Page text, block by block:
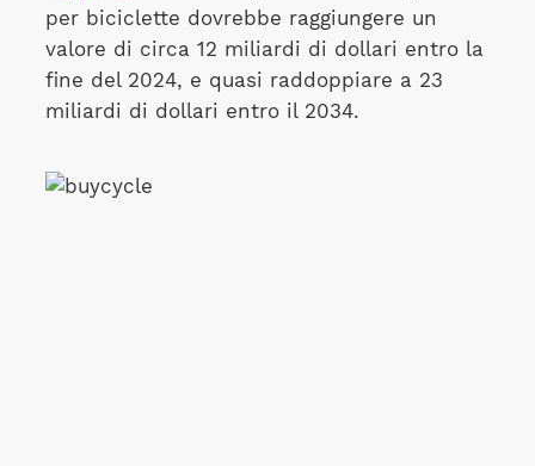
per biciclette dovrebbe raggiungere un
valore di circa 12 miliardi di dollari entro la
fine del 2024, e quasi raddoppiare a 23
miliardi di dollari entro il 2034.